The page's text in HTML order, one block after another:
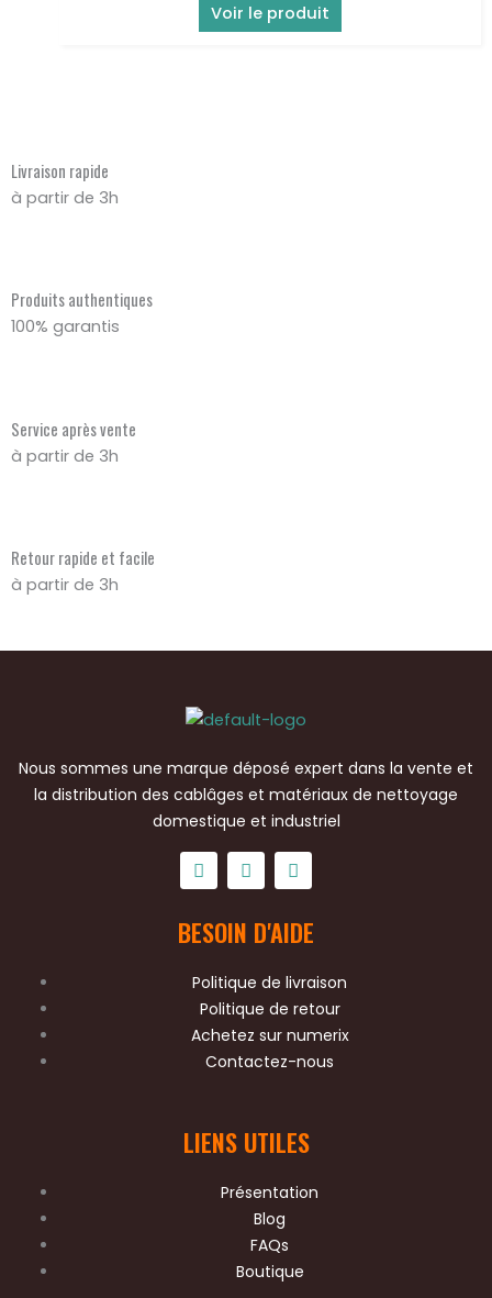
Voir le produit
Livraison rapide
à partir de 3h
Produits authentiques
100% garantis
Service après vente
à partir de 3h
Retour rapide et facile
à partir de 3h
Nous sommes une marque déposé expert dans la vente et
la distribution des cablâges et matériaux de nettoyage
domestique et industriel
F
c
e
o
o
k
T
i
t
e
r
Y
u
t
b
e
BESOIN D'AIDE
Politique de livraison
Politique de retour
Achetez sur numerix
Contactez-nous
LIENS UTILES
Présentation
Blog
FAQs
Boutique